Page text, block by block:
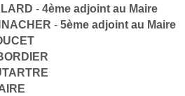
- 4ème adjoint au Maire
- 5ème adjoint au Maire